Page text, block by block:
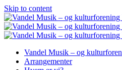
Skip to content
Vandel Musik – og
Arrangementer